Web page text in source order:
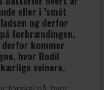
eller i ’småt
og derfor
forbrændingen.
derfor kommer
hvor Bodil
svinere.